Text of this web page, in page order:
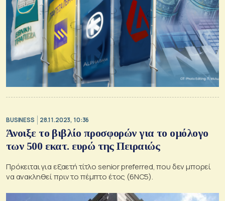
BUSINESS 28.11.2023, 10:36
Άνοιξε το βιβλίο προσφορών για το ομόλογο
των 500 εκατ. ευρώ της Πειραιώς
Πρόκειται για εξαετή τίτλο senior preferred, που δεν μπορεί
να ανακληθεί πριν το πέμπτο έτος (6NC5).